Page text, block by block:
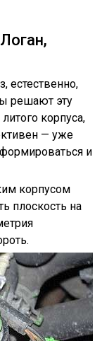
естественно,
решают эту
корпуса,
— уже
и
корпусом
плоскость на